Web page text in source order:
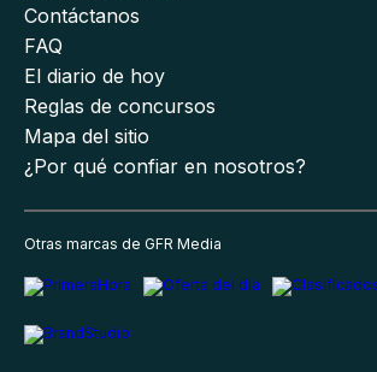
Contáctanos
FAQ
El diario de hoy
Reglas de concursos
Mapa del sitio
¿Por qué confiar en nosotros?
Otras marcas de GFR Media